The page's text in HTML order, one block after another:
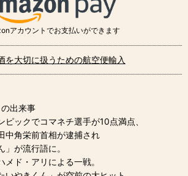
アカウントでお支払いができます
を大切に扱うための航空便輸入
出来事
ピックでコマネチ選手が10点満点、
中角栄前首相が逮捕され
」が流行語に。
ド・アリによる一戦。